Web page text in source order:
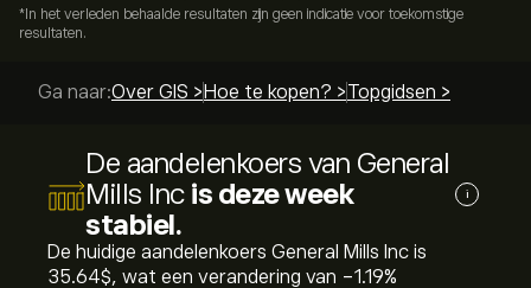
*In het verleden behaalde resultaten zijn geen indicatie voor toekomstige
resultaten.
Ga naar:Over GIS > Hoe te kopen? >Topgidsen >
De aandelenkoers van General
Mills Inc is deze week
stabiel.
i
De huidige aandelenkoers General Mills Inc is
35.64‎$‎, wat een verandering van ‎-1.19‎%